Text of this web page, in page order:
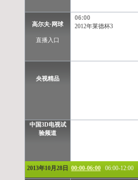
高尔夫·网球
直播入口
06:00
2012年莱德杯3
央视精品
中国3D电视试
验频道
2013年10月28日 00:00-06:00 06:00-12:00